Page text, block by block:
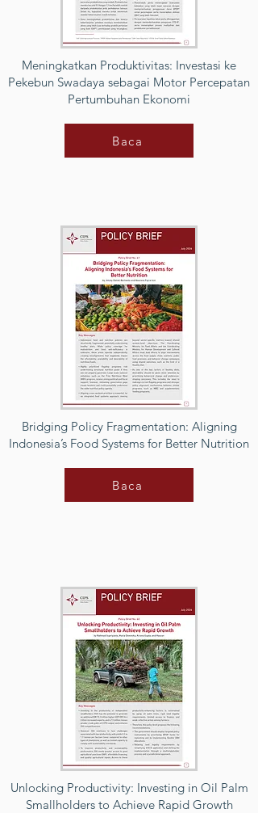
Meningkatkan Produktivitas: Investasi ke
Pekebun Swadaya sebagai Motor Percepatan
Pertumbuhan Ekonomi
Baca
Bridging Policy Fragmentation: Aligning
Indonesia’s Food Systems for Better Nutrition
Baca
Unlocking Productivity: Investing in Oil Palm
Smallholders to Achieve Rapid Growth